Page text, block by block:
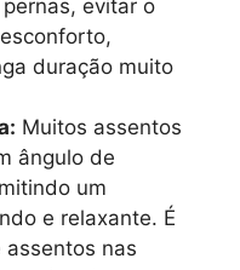
evitar o
duração muito
Muitos assentos
ângulo de
um
e relaxante. É
nas